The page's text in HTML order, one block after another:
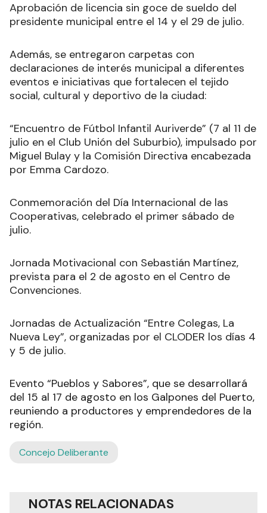
Aprobación de licencia sin goce de sueldo del
presidente municipal entre el 14 y el 29 de julio.
Además, se entregaron carpetas con
declaraciones de interés municipal a diferentes
eventos e iniciativas que fortalecen el tejido
social, cultural y deportivo de la ciudad:
“Encuentro de Fútbol Infantil Auriverde” (7 al 11 de
julio en el Club Unión del Suburbio), impulsado por
Miguel Bulay y la Comisión Directiva encabezada
por Emma Cardozo.
Conmemoración del Día Internacional de las
Cooperativas, celebrado el primer sábado de
julio.
Jornada Motivacional con Sebastián Martínez,
prevista para el 2 de agosto en el Centro de
Convenciones.
Jornadas de Actualización “Entre Colegas, La
Nueva Ley”, organizadas por el CLODER los días 4
y 5 de julio.
Evento “Pueblos y Sabores”, que se desarrollará
del 15 al 17 de agosto en los Galpones del Puerto,
reuniendo a productores y emprendedores de la
región.
Concejo Deliberante
NOTAS RELACIONADAS